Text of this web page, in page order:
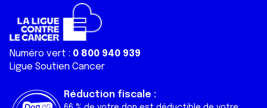
Numéro vert : 0 800 940 939
Ligue Soutien Cancer
Réduction fiscale :